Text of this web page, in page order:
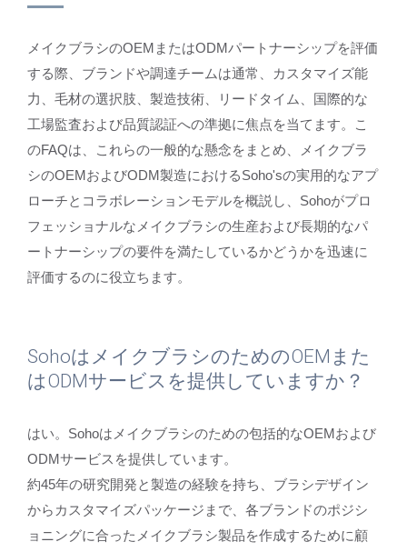
メイクブラシのOEMまたはODMパートナーシップを評価
する際、ブランドや調達チームは通常、カスタマイズ能
力、毛材の選択肢、製造技術、リードタイム、国際的な
工場監査および品質認証への準拠に焦点を当てます。こ
のFAQは、これらの一般的な懸念をまとめ、メイクブラ
シのOEMおよびODM製造におけるSoho'sの実用的なアプ
ローチとコラボレーションモデルを概説し、Sohoがプロ
フェッショナルなメイクブラシの生産および長期的なパ
ートナーシップの要件を満たしているかどうかを迅速に
評価するのに役立ちます。
SohoはメイクブラシのためのOEMまた
はODMサービスを提供していますか？
はい。Sohoはメイクブラシのための包括的なOEMおよび
ODMサービスを提供しています。
約45年の研究開発と製造の経験を持ち、ブラシデザイン
からカスタマイズパッケージまで、各ブランドのポジシ
ョニングに合ったメイクブラシ製品を作成するために顧